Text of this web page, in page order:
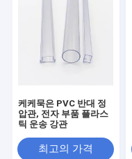
케케묵은 PVC 반대 정
압관, 전자 부품 플라스
틱 운송 강관
최고의 가격